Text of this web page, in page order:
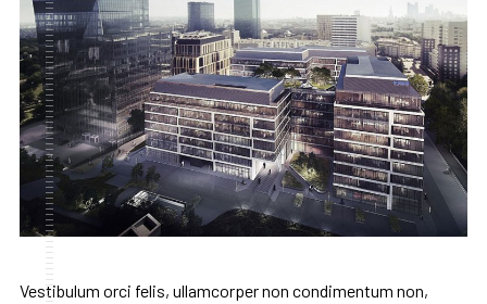
Vestibulum orci felis, ullamcorper non condimentum non,